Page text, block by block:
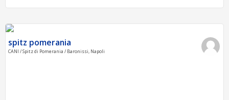
spitz pomerania
CANI / Spitz di Pomerania / Baronissi, Napoli